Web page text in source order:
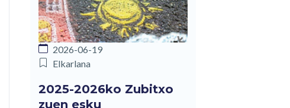
2026-06-19
Elkarlana
2025-2026ko Zubitxo
zuen esku